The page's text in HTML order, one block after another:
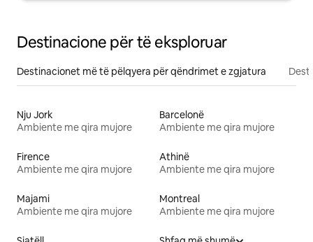
Destinacione për të eksploruar
Destinacionet më të pëlqyera për qëndrimet e zgjatura
Nju Jork
Ambiente me qira mujore
Barcelonë
Ambiente me qira mujore
Firence
Ambiente me qira mujore
Athinë
Ambiente me qira mujore
Majami
Ambiente me qira mujore
Montreal
Ambiente me qira mujore